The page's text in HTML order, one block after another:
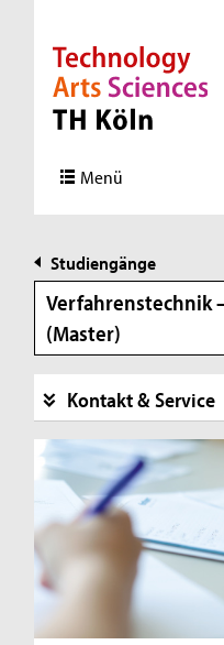
Direkt zur Hauptnavigation
Direkt zur Subnavigation
Direkt zum Inhalt
Direkt zum Fußbereich
Menü
Studiengänge
Verfahrenstechnik
(Master)
Kontakt & Service